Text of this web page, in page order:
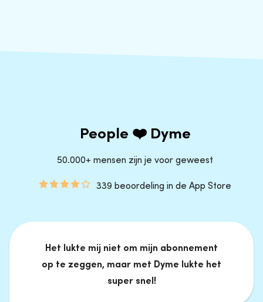
People ❤️ Dyme
50.000+ mensen zijn je voor geweest
339 beoordeling in de App Store
Het lukte mij niet om mijn abonnement
op te zeggen, maar met Dyme lukte het
super snel!